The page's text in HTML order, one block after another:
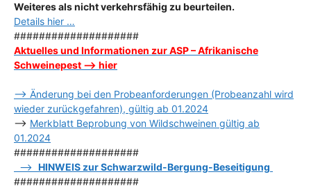
Weiteres als nicht verkehrsfähig zu beurteilen.
Details hier …
####################
Aktuelles und Informationen zur ASP – Afrikanische
Schweinepest –> hier
–> Änderung bei den Probeanforderungen (Probeanzahl wird
wieder zurückgefahren), gültig ab 01.2024
–> Merkblatt Beprobung von Wildschweinen gültig ab
01.2024
####################
–> HINWEIS zur Schwarzwild-Bergung-Beseitigung
####################